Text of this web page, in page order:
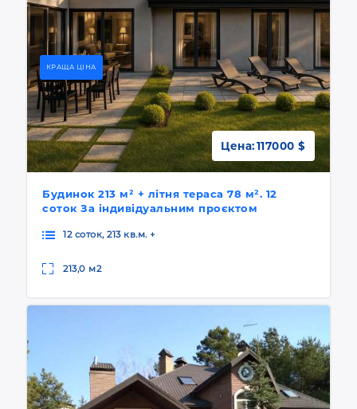
КРАЩА ЦІНА
Будинок 213 м² + літня тераса 78 м². 12
соток За індивідуальним проєктом
Цена:117000 $
12 соток, 213 кв.м. +
213,0 м2